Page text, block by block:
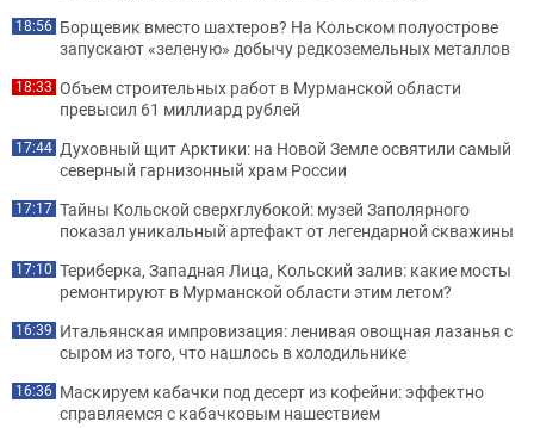
18:56 Борщевик вместо шахтеров? На Кольском полуострове
запускают «зеленую» добычу редкоземельных металлов
18:33 Объем строительных работ в Мурманской области
превысил 61 миллиард рублей
17:44 Духовный щит Арктики: на Новой Земле освятили самый
северный гарнизонный храм России
17:17 Тайны Кольской сверхглубокой: музей Заполярного
показал уникальный артефакт от легендарной скважины
17:10 Териберка, Западная Лица, Кольский залив: какие мосты
ремонтируют в Мурманской области этим летом?
16:39 Итальянская импровизация: ленивая овощная лазанья с
сыром из того, что нашлось в холодильнике
16:36 Маскируем кабачки под десерт из кофейни: эффектно
справляемся с кабачковым нашествием